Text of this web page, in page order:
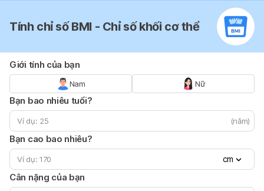
Tính chỉ số BMI - Chỉ số khối cơ thể
Giới tính của bạn
Nam Nữ
Bạn bao nhiêu tuổi?
(năm)
Bạn cao bao nhiêu?
cm
Cân nặng của bạn